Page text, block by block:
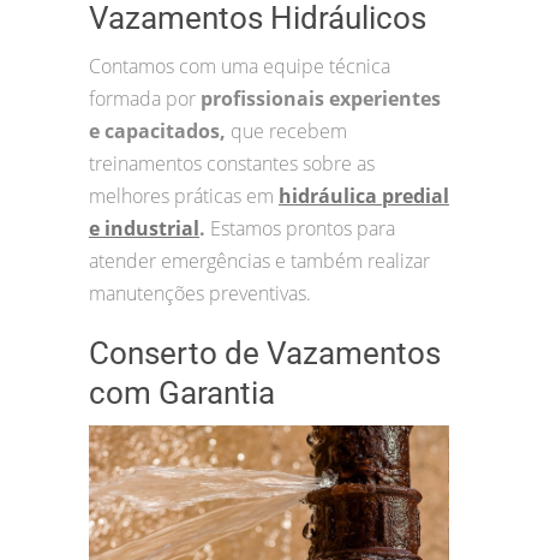
Vazamentos Hidráulicos
Contamos com uma equipe técnica
formada por profissionais experientes
e capacitados, que recebem
treinamentos constantes sobre as
melhores práticas em hidráulica predial
e industrial. Estamos prontos para
atender emergências e também realizar
manutenções preventivas.
Conserto de Vazamentos
com Garantia